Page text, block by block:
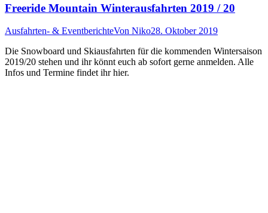
Freeride Mountain Winterausfahrten 2019 / 20
Ausfahrten- & EventberichteVon Niko28. Oktober 2019
Die Snowboard und Skiausfahrten für die kommenden Wintersaison
2019/20 stehen und ihr könnt euch ab sofort gerne anmelden. Alle
Infos und Termine findet ihr hier.